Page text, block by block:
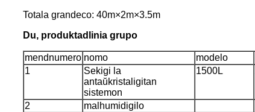
Totala grandeco: 40m×2m×3.5m
Du, produktadlinia grupo
mendnumero nomo modelo
1
Sekigi la
antaŭkristaligitan
sistemon
1500L
2 malhumidigilo